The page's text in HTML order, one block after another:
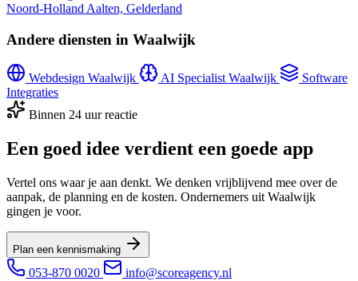
Noord-Holland Aalten, Gelderland
Andere diensten in Waalwijk
Webdesign Waalwijk AI Specialist Waalwijk
Software
Integraties
Binnen 24 uur reactie
Een goed idee verdient een goede app
Vertel ons waar je aan denkt. We denken vrijblijvend mee over de
aanpak, de planning en de kosten. Ondernemers uit Waalwijk
gingen je voor.
Plan een kennismaking
053-870 0020 info@scoreagency.nl